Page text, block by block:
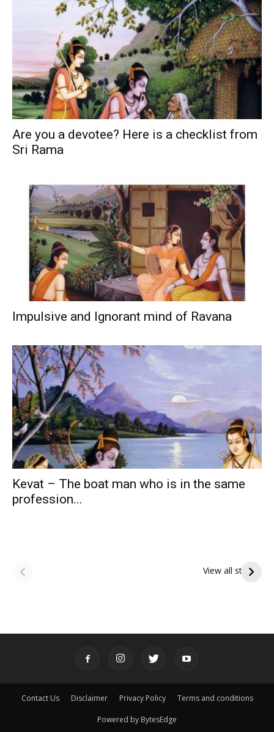
Are you a devotee? Here is a checklist from
Sri Rama
Impulsive and Ignorant mind of Ravana
Kevat – The boat man who is in the same
profession...
View all stories
ఇంద్రకీలాద్రి గిరి ప్రదక్షిణ
Shubhakanshalu
Contact Us Disclaimer Privacy Policy Terms and conditions
Powered by BytesEdge